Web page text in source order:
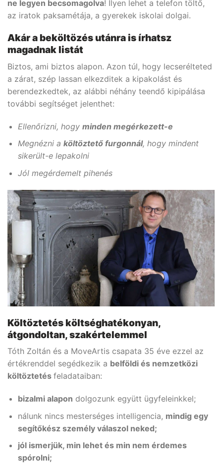
ne legyen becsomagolva! Ilyen lehet a telefon töltő,
az iratok paksamétája, a gyerekek iskolai dolgai.
Akár a beköltözés utánra is írhatsz
magadnak listát
Biztos, ami biztos alapon. Azon túl, hogy lecserélteted
a zárat, szép lassan elkezditek a kipakolást és
berendezkedtek, az alábbi néhány teendő kipipálása
további segítséget jelenthet:
Ellenőrizni, hogy minden megérkezett-e
Megnézni a költöztető furgonnál, hogy mindent
sikerült-e lepakolni
Jól megérdemelt pihenés
Költöztetés költséghatékonyan,
átgondoltan, szakértelemmel
Tóth Zoltán és a MoveArtis csapata 35 éve ezzel az
értékrenddel segédkezik a belföldi és nemzetközi
költöztetés feladataiban:
bizalmi alapon dolgozunk együtt ügyfeleinkkel;
nálunk nincs mesterséges intelligencia, mindig egy
segítőkész személy válaszol neked;
jól ismerjük, min lehet és min nem érdemes
spórolni;